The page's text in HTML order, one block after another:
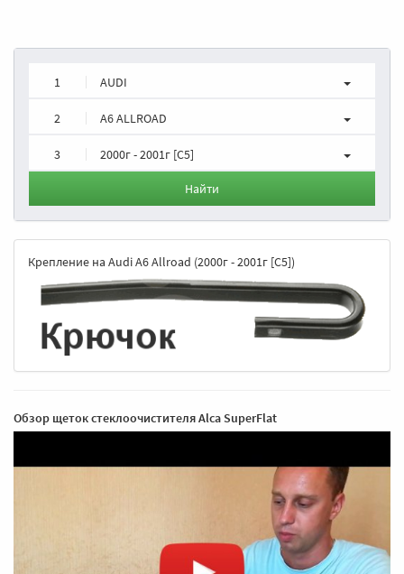
1 AUDI
2 A6 ALLROAD
3 2000г - 2001г [C5]
Найти
Крепление на Audi A6 Allroad (2000г - 2001г [C5])
Обзор щеток стеклоочистителя Alca SuperFlat